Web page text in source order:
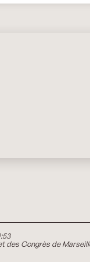
des Congrès de